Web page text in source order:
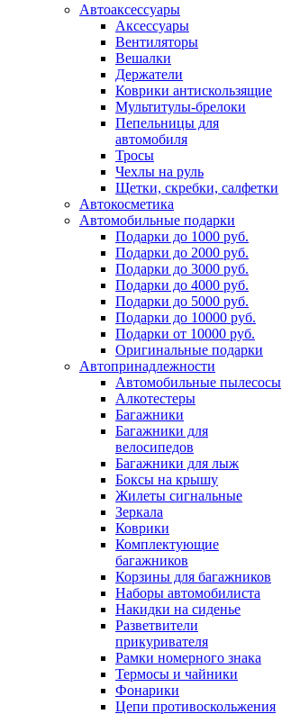
Автоаксессуары
Аксессуары
Вентиляторы
Вешалки
Держатели
Коврики антискользящие
Мультитулы-брелоки
Пепельницы для
автомобиля
Тросы
Чехлы на руль
Щетки, скребки, салфетки
Автокосметика
Автомобильные подарки
Подарки до 1000 руб.
Подарки до 2000 руб.
Подарки до 3000 руб.
Подарки до 4000 руб.
Подарки до 5000 руб.
Подарки до 10000 руб.
Подарки от 10000 руб.
Оригинальные подарки
Автопринадлежности
Автомобильные пылесосы
Алкотестеры
Багажники
Багажники для
велосипедов
Багажники для лыж
Боксы на крышу
Жилеты сигнальные
Зеркала
Коврики
Комплектующие
багажников
Корзины для багажников
Наборы автомобилиста
Накидки на сиденье
Разветвители
прикуривателя
Рамки номерного знака
Термосы и чайники
Фонарики
Цепи противоскольжения